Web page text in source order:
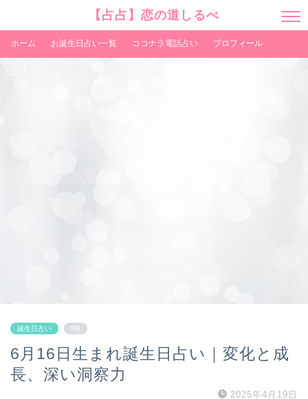
E
U
【占占】恋の道しるべ
ホーム お誕生日占い一覧 ココナラ電話占い プロフィール
誕生日占い PR
6月16日生まれ誕生日占い｜変化と成
長、深い洞察力
2025年4月19日